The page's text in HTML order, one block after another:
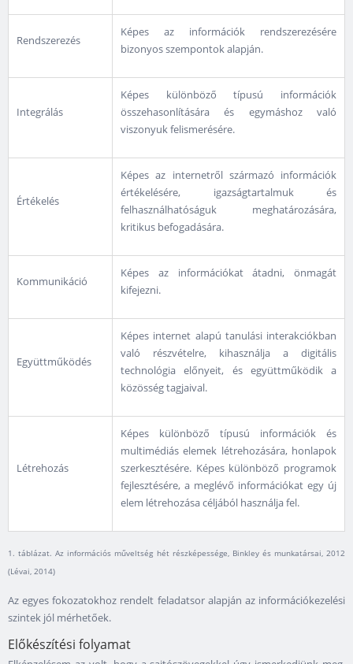
Rendszerezés
Képes az információk rendszerezésére
bizonyos szempontok alapján.
Integrálás
Képes különböző típusú információk
összehasonlítására és egymáshoz való
viszonyuk felismerésére.
Értékelés
Képes az internetről származó információk
értékelésére, igazságtartalmuk és
felhasználhatóságuk meghatározására,
kritikus befogadására.
Kommunikáció
Képes az információkat átadni, önmagát
kifejezni.
Együttműködés
Képes internet alapú tanulási interakciókban
való részvételre, kihasználja a digitális
technológia előnyeit, és együttműködik a
közösség tagjaival.
Létrehozás
Képes különböző típusú információk és
multimédiás elemek létrehozására, honlapok
szerkesztésére. Képes különböző programok
fejlesztésére, a meglévő információkat egy új
elem létrehozása céljából használja fel.
1. táblázat. Az információs műveltség hét részképessége, Binkley és munkatársai, 2012
(Lévai, 2014)
Az egyes fokozatokhoz rendelt feladatsor alapján az információkezelési
szintek jól mérhetőek.
Előkészítési folyamat